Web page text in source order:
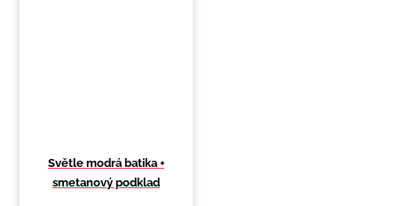
Světle modrá batika +
smetanový podklad